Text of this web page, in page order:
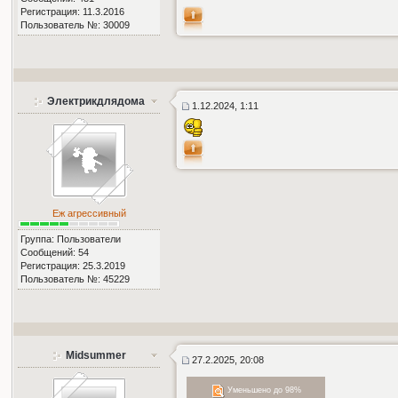
Регистрация: 11.3.2016
Пользователь №: 30009
Электрикдлядома
Еж агрессивный
Группа: Пользователи
Сообщений: 54
Регистрация: 25.3.2019
Пользователь №: 45229
1.12.2024, 1:11
Midsummer 27.2.2025, 20:08
Уменьшено до 98%